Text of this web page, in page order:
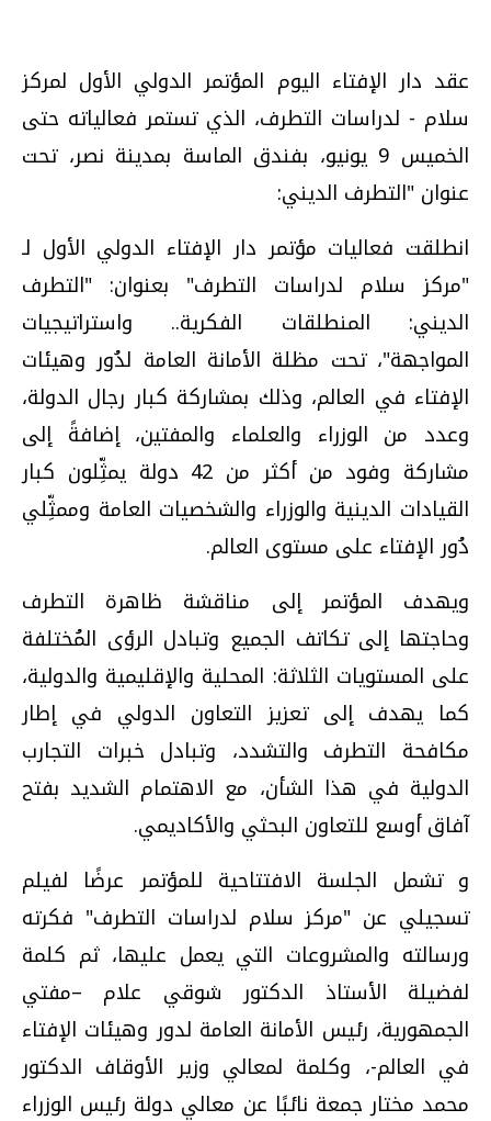
عقد دار الإفتاء اليوم المؤتمر الدولي الأول لمركز
سلام - لدراسات التطرف، الذي تستمر فعالياته حتى
الخميس 9 يونيو، بفندق الماسة بمدينة نصر، تحت
عنوان "التطرف الديني:
انطلقت فعاليات مؤتمر دار الإفتاء الدولي الأول لـ
"مركز سلام لدراسات التطرف" بعنوان: "التطرف
الديني: المنطلقات الفكرية.. واستراتيجيات
المواجهة"، تحت مظلة الأمانة العامة لدُور وهيئات
الإفتاء في العالم، وذلك بمشاركة كبار رجال الدولة،
وعدد من الوزراء والعلماء والمفتين، إضافةً إلى
مشاركة وفود من أكثر من 42 دولة يمثِّلون كبار
القيادات الدينية والوزراء والشخصيات العامة وممثِّلي
دُور الإفتاء على مستوى العالم.
ويهدف المؤتمر إلى مناقشة ظاهرة التطرف
وحاجتها إلى تكاتف الجميع وتبادل الرؤى المُختلفة
على المستويات الثلاثة: المحلية والإقليمية والدولية،
كما يهدف إلى تعزيز التعاون الدولي في إطار
مكافحة التطرف والتشدد، وتبادل خبرات التجارب
الدولية في هذا الشأن، مع الاهتمام الشديد بفتح
آفاق أوسع للتعاون البحثي والأكاديمي.
و تشمل الجلسة الافتتاحية للمؤتمر عرضًا لفيلم
تسجيلي عن "مركز سلام لدراسات التطرف" فكرته
ورسالته والمشروعات التي يعمل عليها، ثم كلمة
لفضيلة الأستاذ الدكتور شوقي علام –مفتي
الجمهورية، رئيس الأمانة العامة لدور وهيئات الإفتاء
في العالم-، وكلمة لمعالي وزير الأوقاف الدكتور
محمد مختار جمعة نائبًا عن معالي دولة رئيس الوزراء